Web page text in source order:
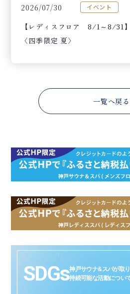
2026/07/30 イベント
【レディスフロア 8/1～8/31
〈四季限定 夏〉
一覧へ戻る
SDGs神戸サウナ&スパが取
持続可能な活動につい